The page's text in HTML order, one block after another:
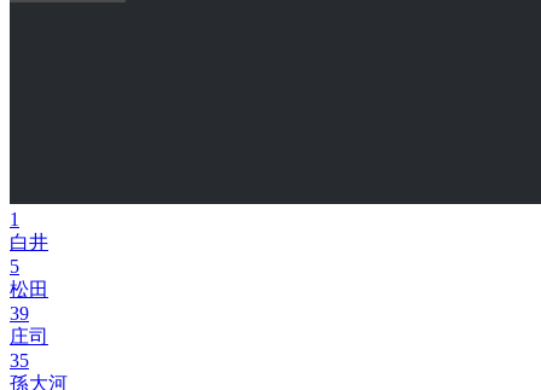
1
白井
5
松田
39
庄司
35
孫大河